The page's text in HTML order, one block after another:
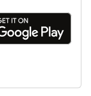
abaissement *
à vide : 11 300 kg *
nouveau contrôle
généralement